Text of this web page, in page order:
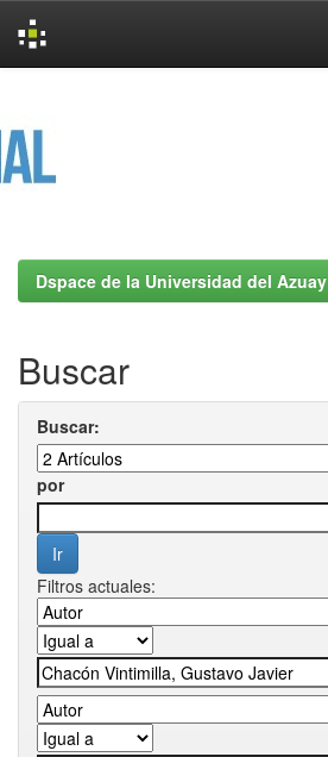
Dspace de la Universidad del Azuay
Buscar
Buscar:
por
Filtros actuales: